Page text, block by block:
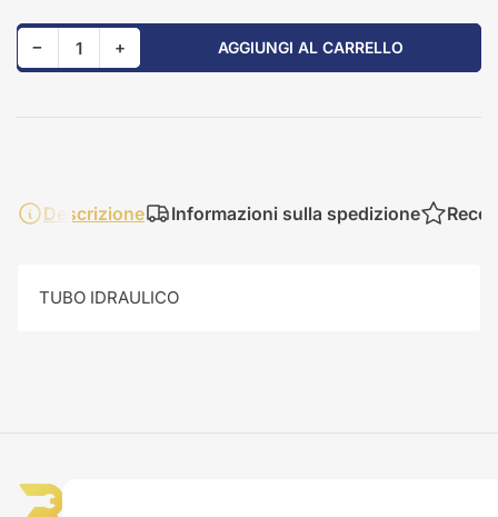
−Riduci quantità per 84238924
Quantità +Aumenta quantità per 84238924 AGGIUNGI AL CARRELLO
Descrizione Informazioni sulla spedizione
TUBO IDRAULICO